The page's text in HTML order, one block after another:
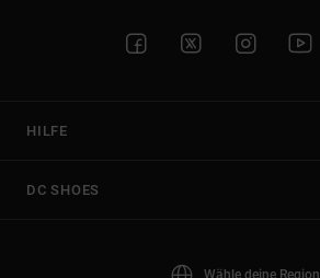
HILFE
DC SHOES
Wähle deine Region